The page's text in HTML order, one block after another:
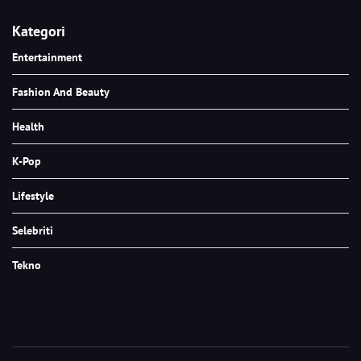
Kategori
Entertainment
Fashion And Beauty
Health
K-Pop
Lifestyle
Selebriti
Tekno